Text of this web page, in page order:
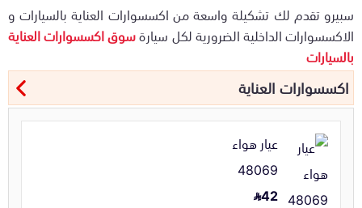
سبيرو تقدم لك تشكيلة واسعة من اكسسوارات العناية بالسيارات و
الاكسسوارات الداخلية الضرورية لكل سيارةسوق اكسسوارات العناية
بالسيارات
اكسسوارات العناية
عيار هواء
48069
42